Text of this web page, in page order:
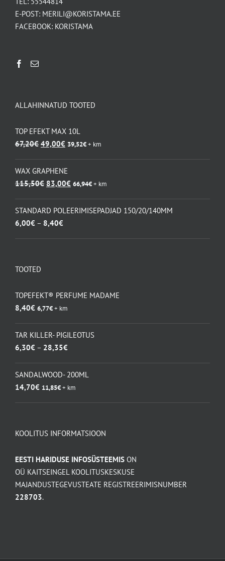
E-POST: MERILI@KORISTAMA.EE
FACEBOOK: KORISTAMA
ALLAHINNATUD TOOTED
TOP EFEKT MAX 10L
67,20€ Algne
oli:
67,20€.
49,00€Praegune
on:
49,00€.
39,52€+ km
WAX GRAPHENE
115,50€ Algne
oli:
115,50€.
83,00€Praegune
on:
66,94€+ km
STANDARD POLEERIMISEPADJAD 150/20/140MM
6,00€ – 8,40€Hinnavahemik:
TOOTED
TOPEFEKT® PERFUME MADAME
8,40€ 6,77€+ km
TAR KILLER- PIGILEOTUS
6,30€ – 28,35€Hinnavahemik:
kuni
28,35€
SANDALWOOD- 200ML
14,70€ 11,85€+ km
KOOLITUS INFORMATSIOON
EESTI HARIDUSE INFOSÜSTEEMIS ON
OÜ KAITSEINGEL KOOLITUSKESKUSE
MAJANDUSTEGEVUSTEATE REGISTREERIMISNUMBER
228703.